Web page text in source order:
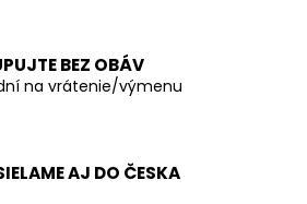
BEZ OBÁV
na vrátenie/výmenu
AJ DO ČESKA